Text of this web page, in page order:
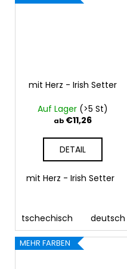
mit Herz - Irish Setter
Auf Lager (>5 St)
ab €11,26
DETAIL
mit Herz - Irish Setter
tschechisch deutsch
MEHR FARBEN